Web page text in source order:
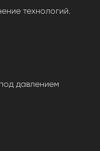
технологий.
давлением